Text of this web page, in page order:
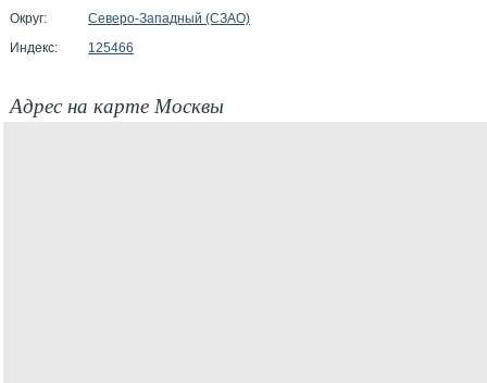
Округ:
Северо-Западный (СЗАО)
Индекс:
125466
Адрес на карте Москвы